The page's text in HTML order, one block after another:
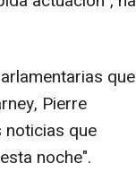
que
Pierre
noticias que
noche".